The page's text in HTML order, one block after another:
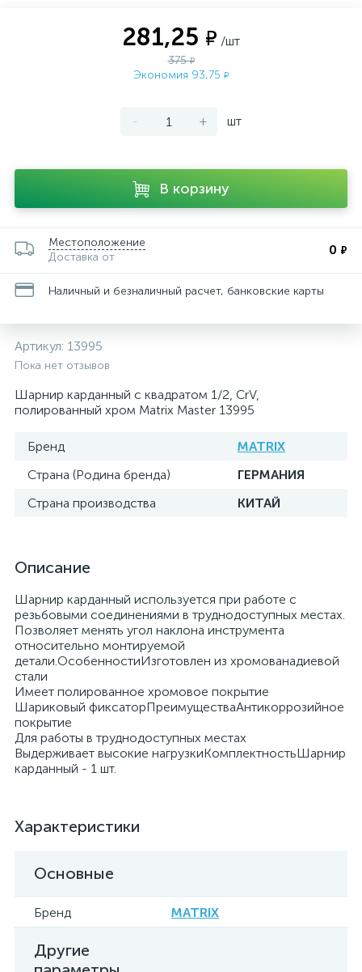
281,25 ₽ /шт
375₽
Экономия 93,75 ₽
- + шт
В корзину
Местоположение
Доставка от
0 ₽
Наличный и безналичный расчет, банковские карты
Артикул: 13995
Пока нет отзывов
Шарнир карданный с квадратом 1/2, CrV,
полированный хром Matrix Master 13995
Бренд
MATRIX
Страна (Родина бренда)
ГЕРМАНИЯ
Страна производства
КИТАЙ
Описание
Шарнир карданный используется при работе с
резьбовыми соединениями в труднодоступных местах.
Позволяет менять угол наклона инструмента
относительно монтируемой
детали.ОсобенностиИзготовлен из хромованадиевой
стали
Имеет полированное хромовое покрытие
Шариковый фиксаторПреимуществаАнтикоррозийное
покрытие
Для работы в труднодоступных местах
Выдерживает высокие нагрузкиКомплектностьШарнир
карданный - 1 шт.
Характеристики
Основные
Бренд MATRIX
Другие